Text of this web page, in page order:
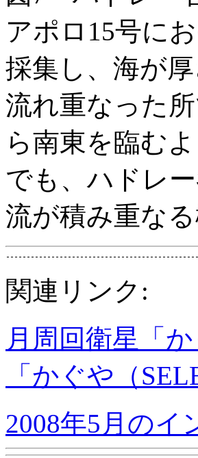
アポロ15号に
採集し、海が
流れ重なった
ら南東を臨む
でも、ハドレ
流が積み重な
関連リンク:
月周回衛星「
「かぐや（
2008年5月のイ